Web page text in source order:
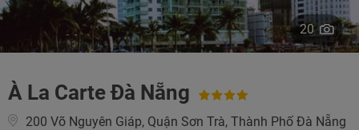
20
À La Carte Đà Nẵng
200 Võ Nguyên Giáp, Quận Sơn Trà, Thành Phố Đà Nẵng